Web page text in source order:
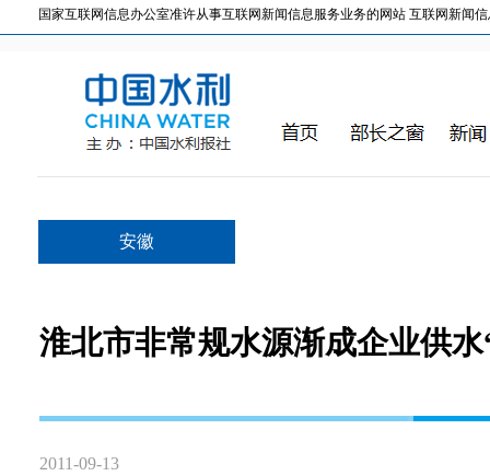
国家互联网信息办公室准许从事互联网新闻信息服务业务的网站 互联网新闻信
安徽
淮北市非常规水源渐成企业供
2011-09-13